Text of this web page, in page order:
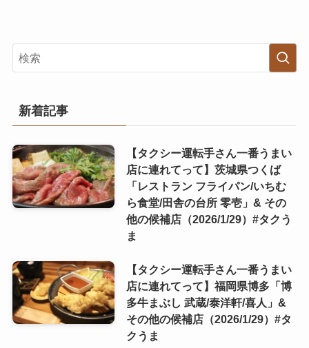
新着記事
【タクシー運転手さん一番うまい
店に連れてって】茨城県つくば
「レストラン フライパン/いちむ
ら食堂/田舎の台所 零壱」& その
他の候補店（2026/1/29）#タクう
ま
【タクシー運転手さん一番うまい
店に連れてって】福岡県博多「博
多牛まぶし 武蔵/泰洋軒/喜人」&
その他の候補店（2026/1/29）#タ
クうま